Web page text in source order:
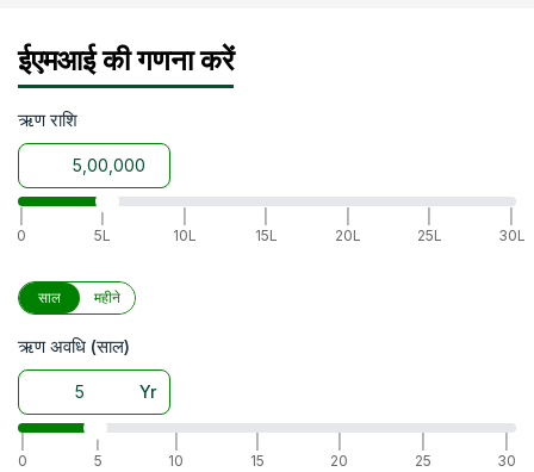
ईएमआई की गणना करें
ऋण राशि
0
|
5L
10L
15L
20L
25L
30L
साल महीने
ऋण अवधि (साल)
Yr
0
|
5
10
15
20
25
30